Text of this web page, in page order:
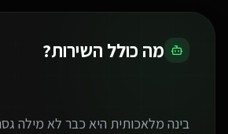
מה כולל השירות?
בינה מלאכותית היא כבר לא מילה